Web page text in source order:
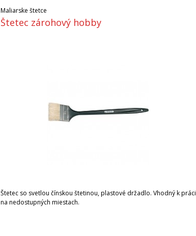
Maliarske štetce
Štetec zárohový hobby
Štetec so svetlou čínskou štetinou, plastové držadlo. Vhodný k práci
na nedostupných miestach.